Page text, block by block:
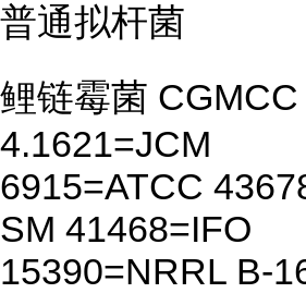
普通拟杆菌
鲤链霉菌 CGMCC
4.1621=JCM
6915=ATCC
SM 41468=IFO
15390=NRRL B-